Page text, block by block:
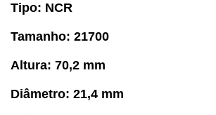
Tipo: NCR
Tamanho: 21700
Altura: 70,2 mm
Diâmetro: 21,4 mm